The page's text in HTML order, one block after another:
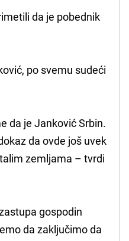
da je pobednik
po svemu sudeći
da je Janković Srbin.
da ovde još uvek
zemljama – tvrdi
gospodin
da zaključimo da